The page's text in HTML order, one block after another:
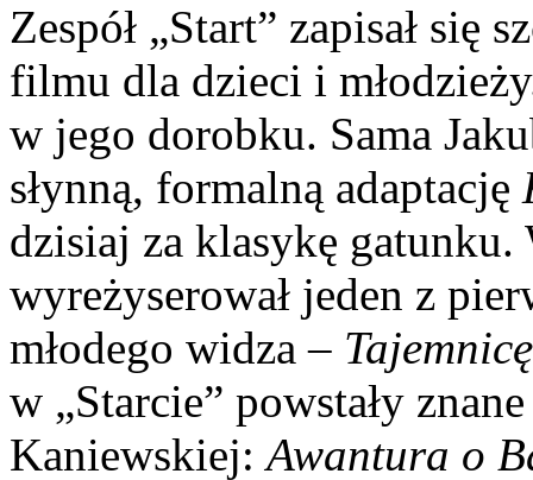
Zespół „Start” zapisał się
filmu dla dzieci i
w jego dorobku. Sama
słynną, formalną adaptację
dzisiaj za klasykę
wyreżyserował jeden z
młodego widza –
w „Starcie” powstały
Kaniewskiej:Awantura o